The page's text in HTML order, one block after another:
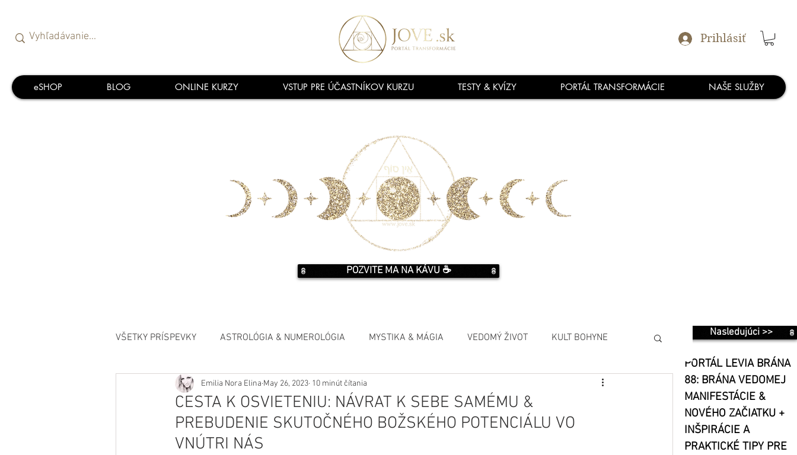
Prihlásiť
eSHOP BLOG ONLINE KURZY VSTUP PRE ÚČASTNÍKOV KURZU TESTY & KVÍZY PORTÁL TRANSFORMÁCIE NAŠE SLUŽBY
POZVITE MA NA KÁVU ☕️
Nasledujúci >>
PORTÁL LEVIA BRÁNA
88: BRÁNA VEDOMEJ
MANIFESTÁCIE &
NOVÉHO ZAČIATKU +
INŠPIRÁCIE A
PRAKTICKÉ TIPY PRE
VŠETKY PRÍSPEVKY ASTROLÓGIA & NUMEROLÓGIA MYSTIKA & MÁGIA VEDOMÝ ŽIVOT KULT BOHYNE
MANIFESTÁCIA
CESTA K OSVIETENIU: NÁVRAT K SEBE SAMÉMU &
PREBUDENIE SKUTOČNÉHO BOŽSKÉHO POTENCIÁLU VO
VNÚTRI NÁS
Emilia Nora Elina May 26, 2023 10 minút čítania